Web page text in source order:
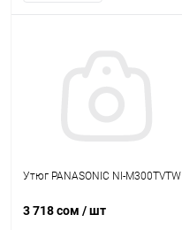
Утюг PANASONIC NI-M300TVTW
3 718 сом / шт